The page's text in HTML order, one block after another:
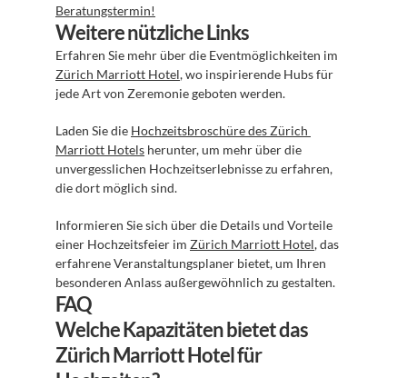
Beratungstermin!
Weitere nützliche Links
Zürich Marriott Hotel, wo inspirierende Hubs für
jede Art von Zeremonie geboten werden.
Laden Sie die Hochzeitsbroschüre des Zürich
Marriott Hotels herunter, um mehr über die
unvergesslichen Hochzeitserlebnisse zu erfahren,
die dort möglich sind.
Informieren Sie sich über die Details und Vorteile
einer Hochzeitsfeier im Zürich Marriott Hotel, das
erfahrene Veranstaltungsplaner bietet, um Ihren
besonderen Anlass außergewöhnlich zu gestalten.
FAQ
Welche Kapazitäten bietet das
Zürich Marriott Hotel für